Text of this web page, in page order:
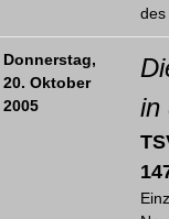
Donnerstag,
20. Oktober
2005
in